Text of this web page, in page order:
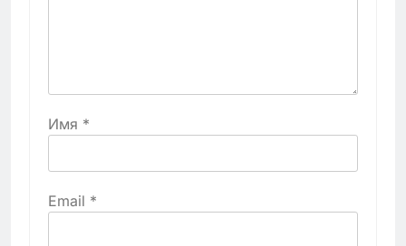
Имя *
Email *